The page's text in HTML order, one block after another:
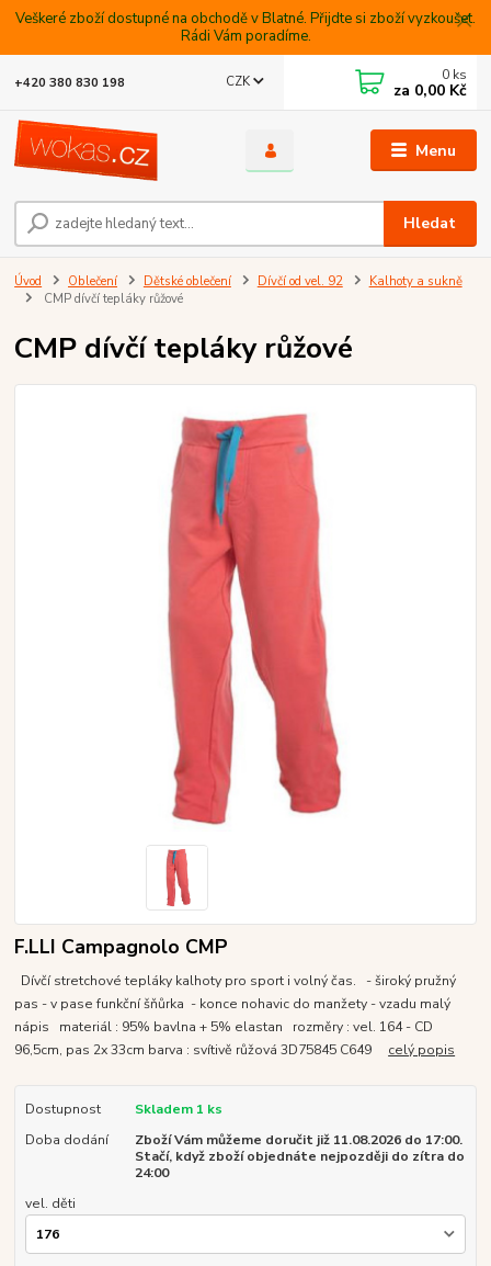
Veškeré zboží dostupné na obchodě v Blatné. Přijdte si zboží vyzkoušet.
Rádi Vám poradíme.
Menu
CZK
Hledat
+420 380 830 198 0 ks
za 0,00 Kč
Úvod Oblečení Dětské oblečení Dívčí od vel. 92
Kalhoty a sukně
CMP dívčí tepláky růžové
CMP dívčí tepláky růžové
F.LLI Campagnolo CMP
Dívčí stretchové tepláky kalhoty pro sport i volný čas. - široký pružný
pas - v pase funkční šňůrka - konce nohavic do manžety - vzadu malý
nápis materiál : 95% bavlna + 5% elastan rozměry : vel. 164 - CD
96,5cm, pas 2x 33cm barva : svítivě růžová 3D75845 C649 celý popis
Dostupnost
Skladem 1 ks
Doba dodání
Zboží Vám můžeme doručit již 11.08.2026 do 17:00.
Stačí, když zboží objednáte nejpozději do zítra do
24:00
vel. děti